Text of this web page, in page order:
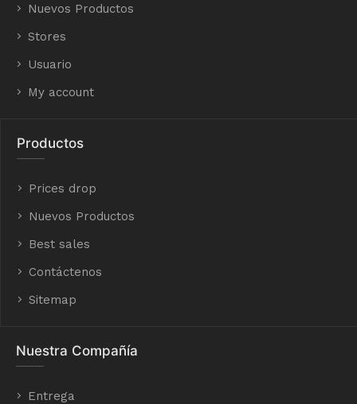
Nuevos Productos
Stores
Usuario
My account
Productos
Prices drop
Nuevos Productos
Best sales
Contáctenos
Sitemap
Nuestra Compañía
Entrega